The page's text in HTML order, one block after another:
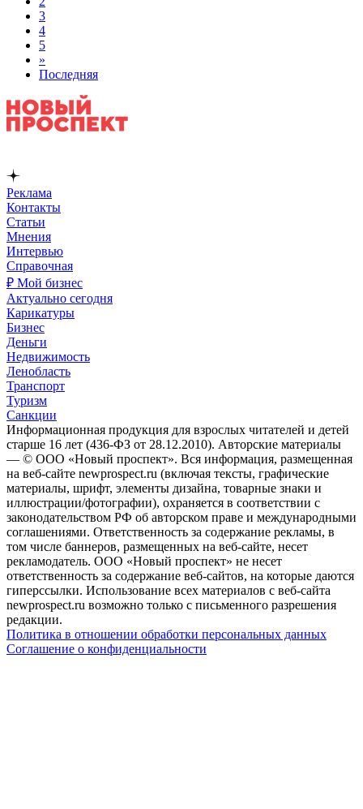
3
4
5
»
Последняя
Реклама
Контакты
Статьи
Мнения
Интервью
Справочная
₽ Мой бизнес
Актуально сегодня
Карикатуры
Бизнес
Деньги
Недвижимость
Ленобласть
Транспорт
Туризм
Санкции
Информационная продукция для взрослых читателей и детей
старше 16 лет (436-ФЗ от 28.12.2010). Авторские материалы
— © ООО «Новый проспект». Вся информация, размещенная
на веб-сайте newprospect.ru (включая тексты, графические
материалы, шрифт, элементы дизайна, товарные знаки и
иллюстрации/фотографии), охраняется в соответствии с
законодательством РФ об авторском праве и международными
соглашениями. Ответственность за содержание рекламы, в
том числе баннеров, размещенных на веб-сайте, несет
рекламодатель. ООО «Новый проспект» не несет
ответственность за содержание веб-сайтов, на которые даются
гиперссылки. Использование всех материалов с веб-сайта
newprospect.ru возможно только с письменного разрешения
редакции.
Политика в отношении обработки персональных данных
Соглашение о конфиденциальности